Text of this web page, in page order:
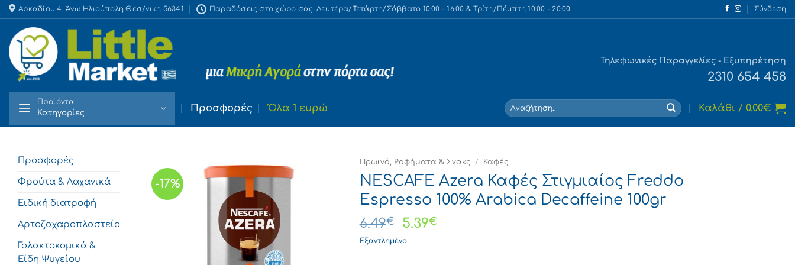
Skip
to
content
Αρκαδίου 4, Άνω Ηλιούπολη Θεσ/νικη 56341 Παραδόσεις στο χώρο σας: Δευτέρα/Τετάρτη/Σάββατο 10:00 - 16:00 & Τρίτη/Πέμπτη 10:00 - 20:00 Σύνδεση
Τηλεφωνικές Παραγγελίες - Εξυπηρέτηση
2310 654 458
Προϊόντα
Κατηγορίες Προσφορές Όλα 1 ευρώ
Αναζήτηση
για:
Καλάθι / 0.00€
Προσφορές
Φρούτα & Λαχανικά
Ειδική διατροφή
Αρτοζαχαροπλαστείο
Γαλακτοκομικά &
Είδη Ψυγείου
-17%
Πρωινό, Ροφήματα & Σνακς / Καφές
NESCAFE Azera Καφές Στιγμιαίος Freddo
Espresso 100% Arabica Decaffeine 100gr
6.49€
Original
price
5.39€
Εξαντλημένο